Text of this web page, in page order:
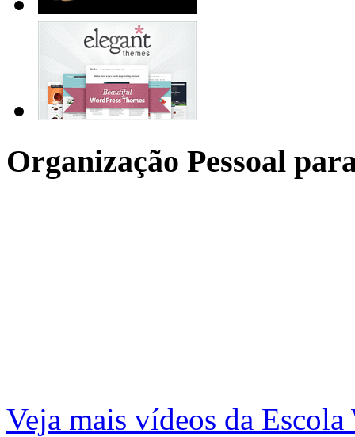
Organização Pessoal
Veja mais vídeos da